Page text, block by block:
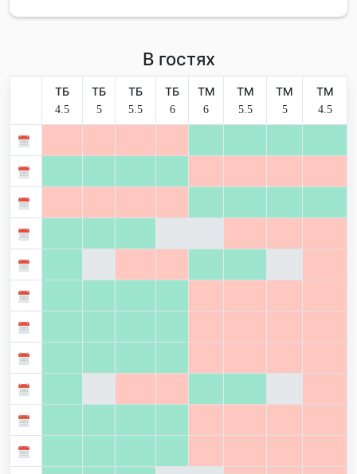
В гостях
ТБ
4.5
ТБ
5
ТБ
5.5
ТБ
6
ТМ
6
ТМ
5.5
ТМ
5
ТМ
4.5